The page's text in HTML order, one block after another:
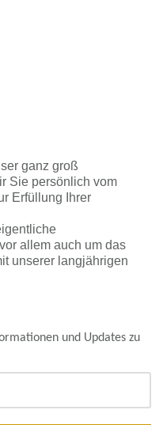
ganz groß
Sie persönlich vom
Erfüllung Ihrer
allem auch um das
unserer langjährigen
und Updates zu